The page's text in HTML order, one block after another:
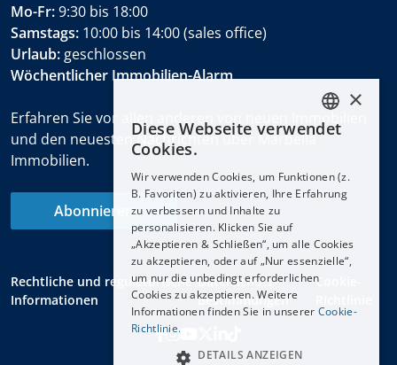
Mo-Fr:9:30 bis 18:00
Samstags: 10:00 bis 14:00 (sales office)
Urlaub: geschlossen
Wöchentlicher Immobilien-Alarm
Erfahren Sie vor allen anderen von neuen Immobilien
und den neuesten Nachrichten über Marbella
Immobilien.
Abonnieren
Rechtliche und regulatorische
Informationen
Datenschutz-
Bestimmungen
Cookie-
ENGLISH
DEUTSCH
NEDERLANDS
×
Diese Webseite verwendet
Cookies.
Wir verwenden Cookies, um Funktionen (z.
B. Favoriten) zu aktivieren, Ihre Erfahrung
zu verbessern und Inhalte zu
personalisieren. Klicken Sie auf
„Akzeptieren & Schließen“, um alle Cookies
zu akzeptieren, oder auf „Nur essenzielle“,
um nur die unbedingt erforderlichen
Cookies zu akzeptieren. Weitere
Informationen finden Sie in unserer Cookie-
Richtlinie.
DETAILS ANZEIGEN